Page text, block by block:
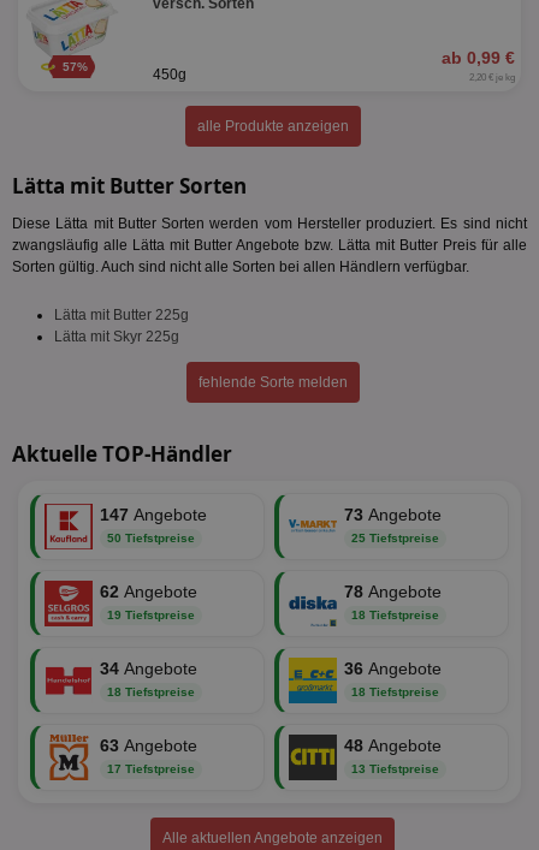
57%
versch. Sorten
ab 0,99 €
450g 2,20 € je kg
alle Produkte anzeigen
Lätta mit Butter Sorten
Diese Lätta mit Butter Sorten werden vom Hersteller produziert. Es sind nicht
zwangsläufig alle Lätta mit Butter Angebote bzw. Lätta mit Butter Preis für alle
Sorten gültig. Auch sind nicht alle Sorten bei allen Händlern verfügbar.
Lätta mit Butter 225g
Lätta mit Skyr 225g
fehlende Sorte melden
Aktuelle TOP-Händler
147 Angebote
50 Tiefstpreise
73 Angebote
25 Tiefstpreise
62 Angebote
19 Tiefstpreise
78 Angebote
18 Tiefstpreise
34 Angebote
18 Tiefstpreise
36 Angebote
18 Tiefstpreise
63 Angebote
17 Tiefstpreise
48 Angebote
13 Tiefstpreise
Alle aktuellen Angebote anzeigen